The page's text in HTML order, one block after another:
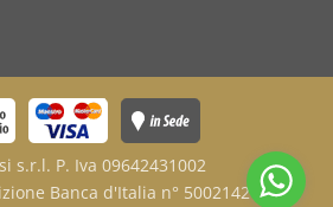
s.r.l. P. Iva 09642431002
Banca d'Italia n° 5002142